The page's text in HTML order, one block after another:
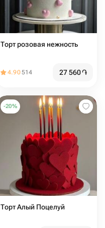
Торт розовая нежность
4.90514 27 560֏
-20%
Торт Алый Поцелуй